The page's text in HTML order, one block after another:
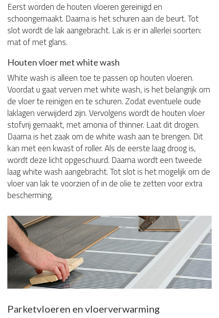
Eerst worden de houten vloeren gereinigd en
schoongemaakt. Daarna is het schuren aan de beurt. Tot
slot wordt de lak aangebracht. Lak is er in allerlei soorten:
mat of met glans.
Houten vloer met white wash
White wash is alleen toe te passen op houten vloeren.
Voordat u gaat verven met white wash, is het belangrijk om
de vloer te reinigen en te schuren. Zodat eventuele oude
laklagen verwijderd zijn. Vervolgens wordt de houten vloer
stofvrij gemaakt, met amonia of thinner. Laat dit drogen.
Daarna is het zaak om de white wash aan te brengen. Dit
kan met een kwast of roller. Als de eerste laag droog is,
wordt deze licht opgeschuurd. Daarna wordt een tweede
laag white wash aangebracht. Tot slot is het mogelijk om de
vloer van lak te voorzien of in de olie te zetten voor extra
bescherming.
Parketvloeren en vloerverwarming